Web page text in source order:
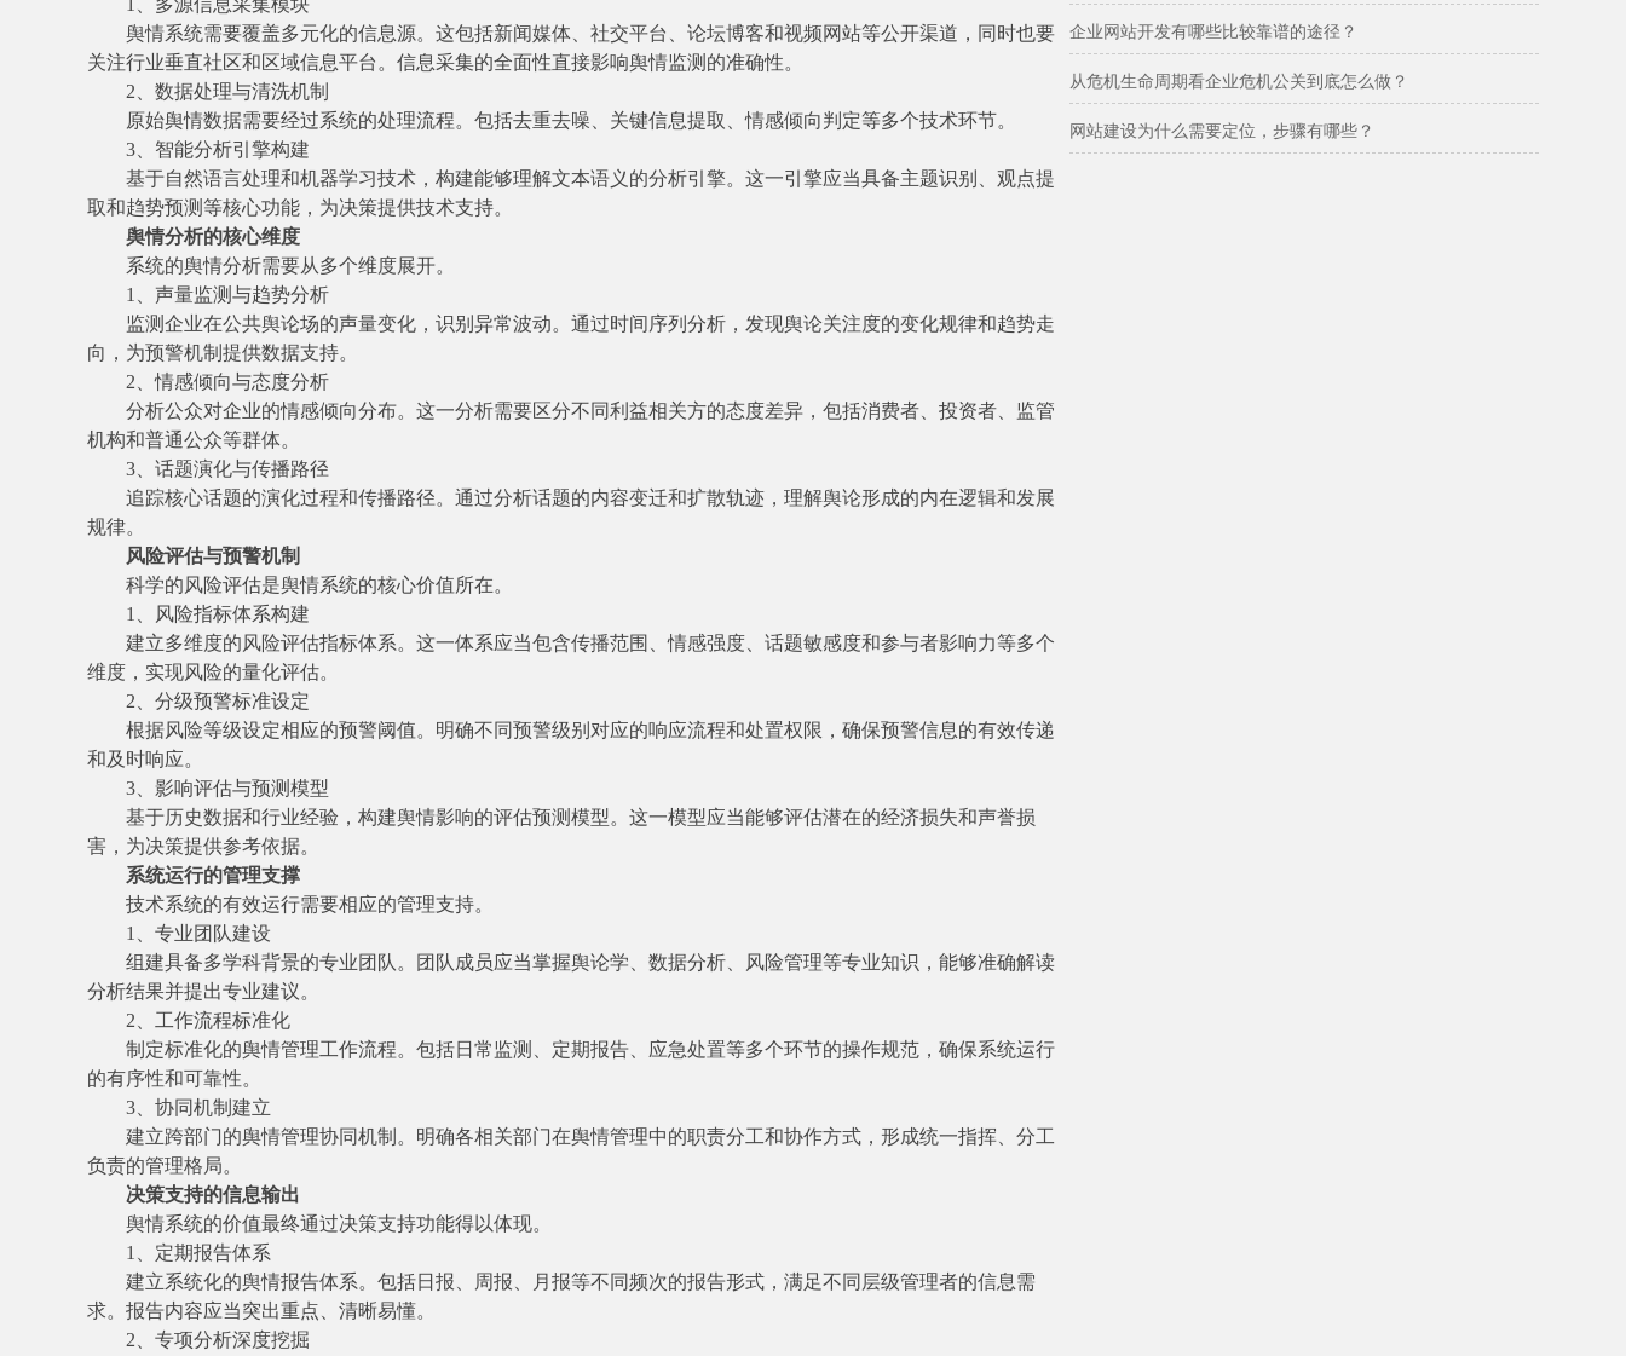
舆情系统需要覆盖多元化的信息源。这包括新闻媒体、社交平台、论坛博客和视频网站等公开渠道，同时也要
关注行业垂直社区和区域信息平台。信息采集的全面性直接影响舆情监测的准确性。
2、数据处理与清洗机制
原始舆情数据需要经过系统的处理流程。包括去重去噪、关键信息提取、情感倾向判定等多个技术环节。
3、智能分析引擎构建
基于自然语言处理和机器学习技术，构建能够理解文本语义的分析引擎。这一引擎应当具备主题识别、观点提
取和趋势预测等核心功能，为决策提供技术支持。
舆情分析的核心维度
系统的舆情分析需要从多个维度展开。
1、声量监测与趋势分析
监测企业在公共舆论场的声量变化，识别异常波动。通过时间序列分析，发现舆论关注度的变化规律和趋势走
向，为预警机制提供数据支持。
2、情感倾向与态度分析
分析公众对企业的情感倾向分布。这一分析需要区分不同利益相关方的态度差异，包括消费者、投资者、监管
机构和普通公众等群体。
3、话题演化与传播路径
追踪核心话题的演化过程和传播路径。通过分析话题的内容变迁和扩散轨迹，理解舆论形成的内在逻辑和发展
规律。
风险评估与预警机制
科学的风险评估是舆情系统的核心价值所在。
1、风险指标体系构建
建立多维度的风险评估指标体系。这一体系应当包含传播范围、情感强度、话题敏感度和参与者影响力等多个
维度，实现风险的量化评估。
2、分级预警标准设定
根据风险等级设定相应的预警阈值。明确不同预警级别对应的响应流程和处置权限，确保预警信息的有效传递
和及时响应。
3、影响评估与预测模型
基于历史数据和行业经验，构建舆情影响的评估预测模型。这一模型应当能够评估潜在的经济损失和声誉损
害，为决策提供参考依据。
系统运行的管理支撑
技术系统的有效运行需要相应的管理支持。
1、专业团队建设
组建具备多学科背景的专业团队。团队成员应当掌握舆论学、数据分析、风险管理等专业知识，能够准确解读
分析结果并提出专业建议。
2、工作流程标准化
制定标准化的舆情管理工作流程。包括日常监测、定期报告、应急处置等多个环节的操作规范，确保系统运行
的有序性和可靠性。
3、协同机制建立
建立跨部门的舆情管理协同机制。明确各相关部门在舆情管理中的职责分工和协作方式，形成统一指挥、分工
负责的管理格局。
决策支持的信息输出
舆情系统的价值最终通过决策支持功能得以体现。
1、定期报告体系
建立系统化的舆情报告体系。包括日报、周报、月报等不同频次的报告形式，满足不同层级管理者的信息需
求。报告内容应当突出重点、清晰易懂。
2、专项分析深度挖掘
企业网站开发有哪些比较靠谱的途径？
从危机生命周期看企业危机公关到底怎么做？
网站建设为什么需要定位，步骤有哪些？